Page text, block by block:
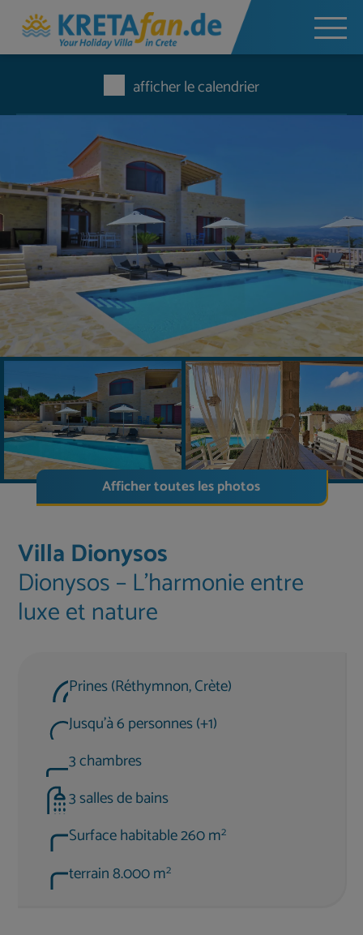
Afficher toutes les photos
afficher le calendrier
Faire une demande sans engagement
Villa Dionysos
Dionysos – L'harmonie entre
luxe et nature
Prines (Réthymnon, Crète)
Jusqu'à 6 personnes (+1)
3 chambres
3 salles de bains
Surface habitable 260 m2
terrain 8.000 m2